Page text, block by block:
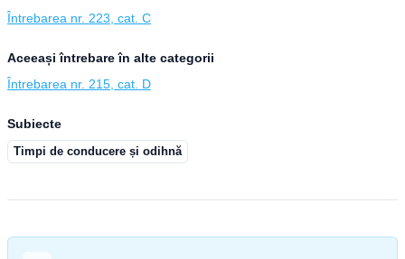
Întrebarea nr. 223, cat. C
Aceeași întrebare în alte categorii
Întrebarea nr. 215, cat. D
Subiecte
Timpi de conducere și odihnă